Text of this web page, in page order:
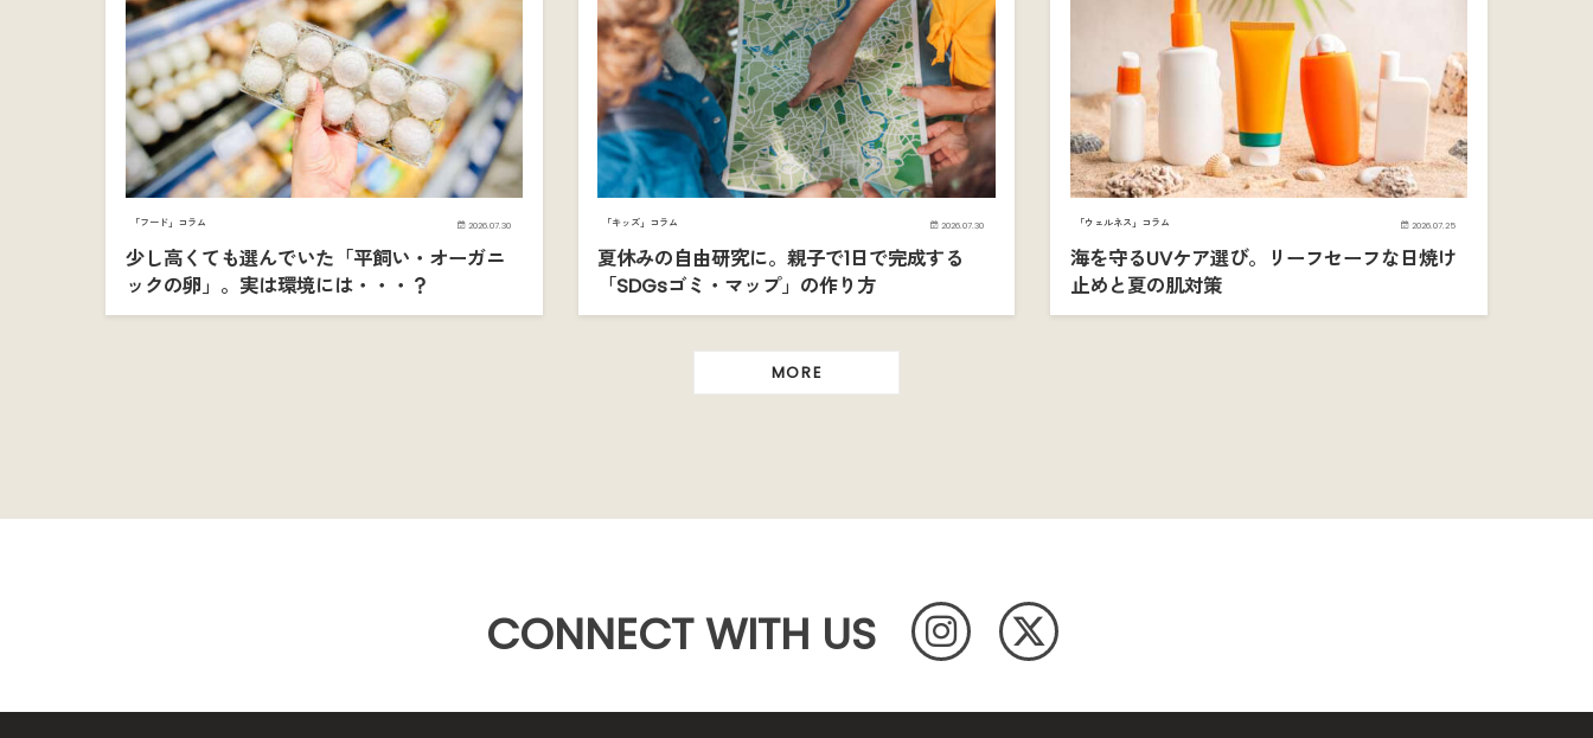
「フード」コラム 2026.07.30
少し高くても選んでいた「平飼い・オーガニ
ックの卵」。実は環境には・・・？
「キッズ」コラム 2026.07.30
夏休みの自由研究に。親子で1日で完成する
「SDGsゴミ・マップ」の作り方
「ウェルネス」コラム 2026.07.25
海を守るUVケア選び。リーフセーフな日焼け
止めと夏の肌対策
MORE
CONNECT WITH US